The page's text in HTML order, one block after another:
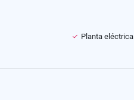
Planta eléctrica